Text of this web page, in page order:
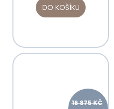
DO KOŠÍKU
16 875 KČ